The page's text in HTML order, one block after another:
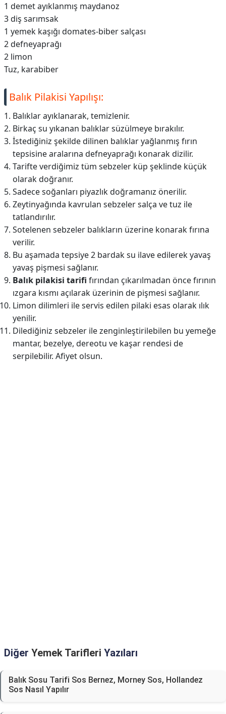
1 demet ayıklanmış maydanoz
3 diş sarımsak
1 yemek kaşığı domates-biber salçası
2 defneyaprağı
2 limon
Tuz, karabiber
Balık Pilakisi Yapılışı:
Balıklar ayıklanarak, temizlenir.
Birkaç su yıkanan balıklar süzülmeye bırakılır.
İstediğiniz şekilde dilinen balıklar yağlanmış fırın
tepsisine aralarına defneyaprağı konarak dizilir.
Tarifte verdiğimiz tüm sebzeler küp şeklinde küçük
olarak doğranır.
Sadece soğanları piyazlık doğramanız önerilir.
Zeytinyağında kavrulan sebzeler salça ve tuz ile
tatlandırılır.
Sotelenen sebzeler balıkların üzerine konarak fırına
verilir.
Bu aşamada tepsiye 2 bardak su ilave edilerek yavaş
yavaş pişmesi sağlanır.
Balık pilakisi tarifi fırından çıkarılmadan önce fırının
ızgara kısmı açılarak üzerinin de pişmesi sağlanır.
Limon dilimleri ile servis edilen pilaki esas olarak ılık
yenilir.
Dilediğiniz sebzeler ile zenginleştirilebilen bu yemeğe
mantar, bezelye, dereotu ve kaşar rendesi de
serpilebilir. Afiyet olsun.
Diğer Yemek Tarifleri Yazıları
Balık Sosu Tarifi Sos Bernez, Morney Sos, Hollandez
Sos Nasıl Yapılır